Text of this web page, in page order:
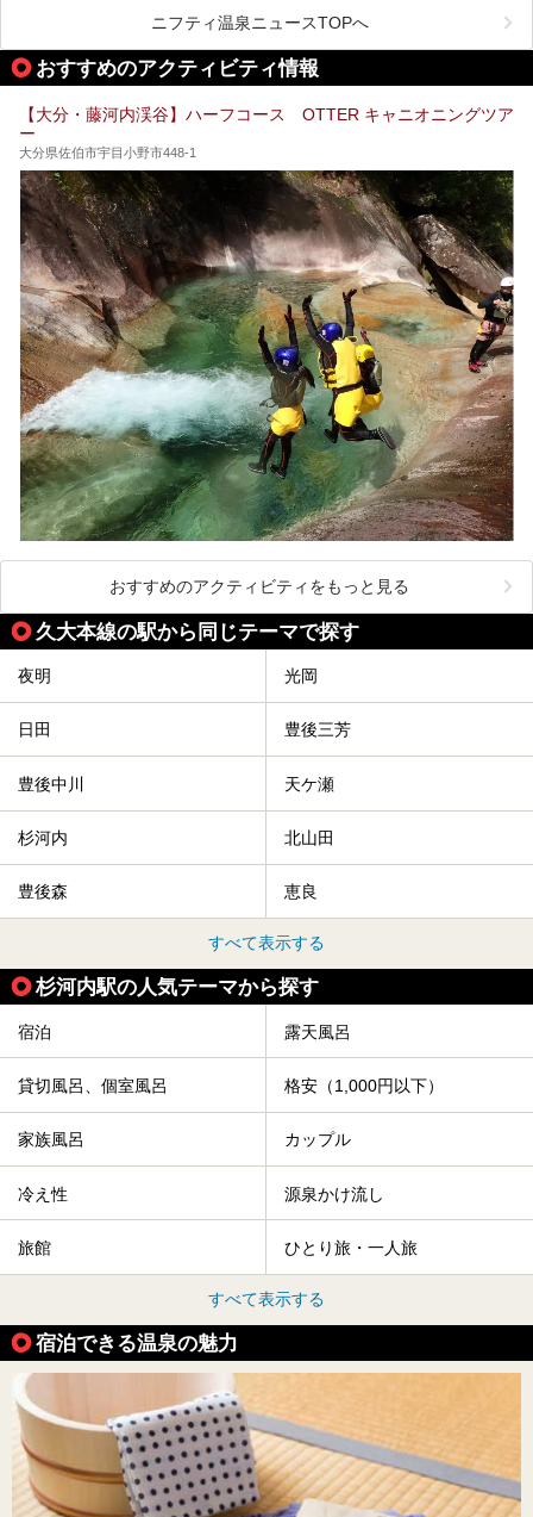
あるんです。
これを読んで別府温泉巡りの参考になればと思います。
って88ヶ所のスタンプを集めて温泉名人の認定を目指すと
いうものです。
別府には朝早くから夜遅くまでやっている地元に根付いた銭
湯や、日帰りのみの大きな施設など様々な形態の温泉があり
人を目指してみてはいかがでしょうか？
ニフティ温泉ニュースTOPへ
おすすめのアクティビティ情報
【大分・藤河内渓谷】ハーフコース OTTER キャニオニングツア
ー
大分県佐伯市宇目小野市448-1
おすすめのアクティビティをもっと見る
久大本線の駅から同じテーマで探す
夜明 光岡
日田 豊後三芳
豊後中川 天ケ瀬
杉河内 北山田
豊後森 恵良
すべて表示する
杉河内駅の人気テーマから探す
宿泊 露天風呂
貸切風呂、個室風呂 格安（1,000円以下）
家族風呂 カップル
冷え性 源泉かけ流し
旅館 ひとり旅・一人旅
すべて表示する
宿泊できる温泉の魅力